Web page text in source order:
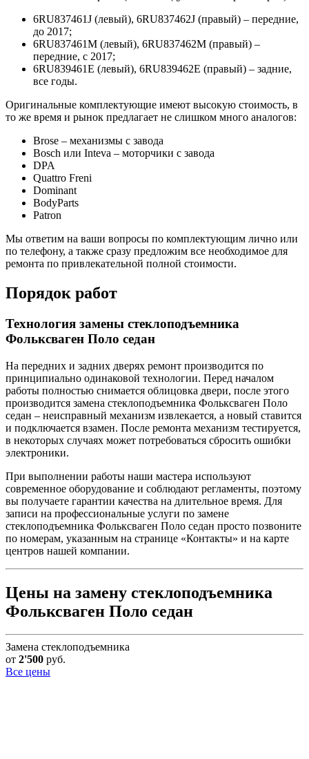
6RU837461J (левый), 6RU837462J (правый) – передние,
до 2017;
6RU837461M (левый), 6RU837462M (правый) –
передние, с 2017;
6RU839461E (левый), 6RU839462E (правый) – задние,
все годы.
Оригинальные комплектующие имеют высокую стоимость, в
то же время и рынок предлагает не слишком много аналогов:
Brose – механизмы с завода
Bosch или Inteva – моторчики с завода
DPA
Quattro Freni
Dominant
BodyParts
Patron
Мы ответим на ваши вопросы по комплектующим лично или
по телефону, а также сразу предложим все необходимое для
ремонта по привлекательной полной стоимости.
Порядок работ
Технология замены стеклоподъемника
Фольксваген Поло седан
На передних и задних дверях ремонт производится по
принципиально одинаковой технологии. Перед началом
работы полностью снимается облицовка двери, после этого
производится замена стеклоподъемника Фольксваген Поло
седан – неисправный механизм извлекается, а новый ставится
и подключается взамен. После ремонта механизм тестируется,
в некоторых случаях может потребоваться сбросить ошибки
электроники.
При выполнении работы наши мастера используют
современное оборудование и соблюдают регламенты, поэтому
вы получаете гарантии качества на длительное время. Для
записи на профессиональные услуги по замене
стеклоподъемника Фольксваген Поло седан просто позвоните
по номерам, указанным на странице «Контакты» и на карте
центров нашей компании.
Цены на замену стеклоподъемника
Фольксваген Поло седан
Замена стеклоподъемника
от 2'500 руб.
Все цены